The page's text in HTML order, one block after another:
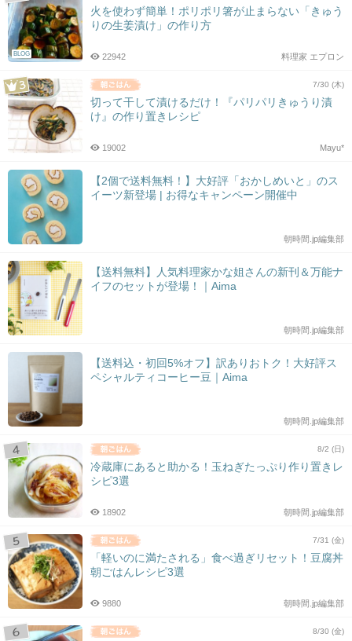
BLOG
火を使わず簡単！ポリポリ箸が止まらない「きゅう
りの生姜漬け」の作り方
料理家 エプロン
22942
7/30 (木)
切って干して漬けるだけ！『パリパリきゅうり漬
け』の作り置きレシピ
Mayu*
19002
【2個で送料無料！】大好評「おかしめいと」のス
イーツ新登場 | お得なキャンペーン開催中
朝時間.jp編集部
【送料無料】人気料理家かな姐さんの新刊＆万能ナ
イフのセットが登場！｜Aima
朝時間.jp編集部
【送料込・初回5%オフ】訳ありおトク！大好評ス
ペシャルティコーヒー豆｜Aima
朝時間.jp編集部
8/2 (日)
冷蔵庫にあると助かる！玉ねぎたっぷり作り置きレ
シピ3選
朝時間.jp編集部
18902
7/31 (金)
「軽いのに満たされる」食べ過ぎリセット！豆腐丼
朝ごはんレシピ3選
朝時間.jp編集部
9880
8/30 (金)